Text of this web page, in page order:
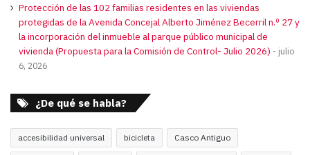
Protección de las 102 familias residentes en las viviendas
protegidas de la Avenida Concejal Alberto Jiménez Becerril n.º 27 y
la incorporación del inmueble al parque público municipal de
vivienda (Propuesta para la Comisión de Control- Julio 2026)
julio
6, 2026
¿De qué se habla?
accesibilidad universal bicicleta Casco Antiguo